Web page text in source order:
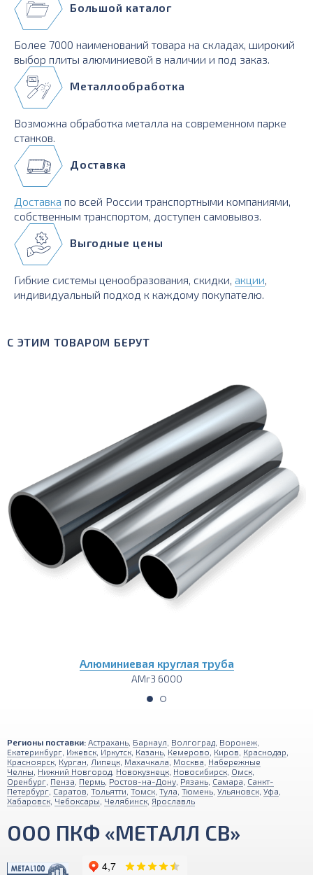
Большой каталог
Более 7000 наименований товара на складах, широкий
выбор плиты алюминиевой в наличии и под заказ.
Металлообработка
Возможна обработка металла на современном парке
станков.
Доставка
Доставка по всей России транспортными компаниями,
собственным транспортом, доступен самовывоз.
Выгодные цены
Гибкие системы ценообразования, скидки, акции,
индивидуальный подход к каждому покупателю.
С ЭТИМ ТОВАРОМ БЕРУТ
Алюминиевая круглая труба
АМг3 6000
Регионы поставки: Астрахань Барнаул Волгоград Воронеж
Екатеринбург Ижевск Иркутск Казань Кемерово Киров Краснодар
Красноярск Курган Липецк Махачкала Москва Набережные
Челны Нижний Новгород Новокузнецк Новосибирск Омск
Оренбург Пенза Пермь Ростов-на-Дону Рязань Самара Санкт-
Петербург Саратов Тольятти Томск Тула Тюмень Ульяновск Уфа
Хабаровск Чебоксары Челябинск Ярославль
ООО ПКФ «МЕТАЛЛ СВ»